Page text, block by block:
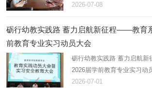
抓实2024级护理、康复治疗
类突发状况处置流程，7月
2026-07-08
砺行幼教实践路 蓄力启航新征程——教育
前教育专业实习动员大会
砺行幼教实践路 蓄力启航
2026届学前教育专业实习动
践教学工作，明晰校外集中
2026-07-01